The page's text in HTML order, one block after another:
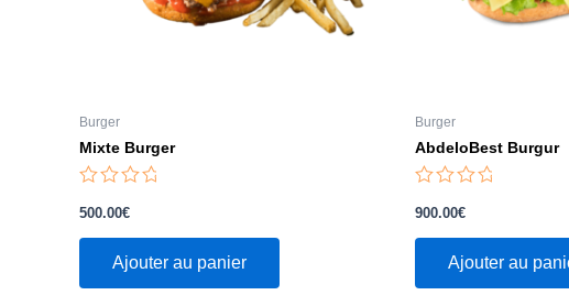
Burger
Mixte Burger
0
sur
500.00€
Ajouter au panier
Burger
AbdeloBest Burgur
0
sur
900.00€
Ajouter au